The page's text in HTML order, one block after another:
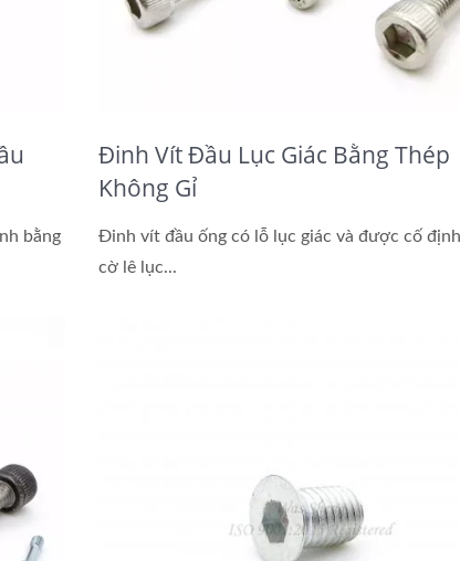
bằng
Đinh Vít Đầu Lục Giác Bằng Thép
Không Gỉ
Đinh vít đầu ống có lỗ lục giác và được cố
cờ lê lục...